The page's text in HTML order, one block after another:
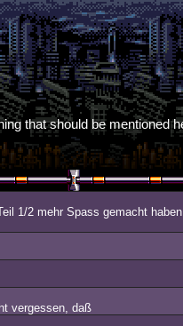
that should be mentioned
1/2 mehr Spass gemacht
vergessen, daß